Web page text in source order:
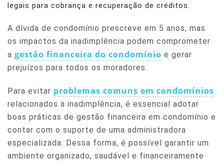
legais para cobrança e recuperação de créditos.
A dívida de condomínio prescreve em 5 anos, mas
os impactos da inadimplência podem comprometer
a gestão financeira do condomínio e gerar
prejuízos para todos os moradores.
Para evitar problemas comuns em condomínios
relacionados à inadimplência, é essencial adotar
boas práticas de gestão financeira em condomínio e
contar com o suporte de uma administradora
especializada. Dessa forma, é possível garantir um
ambiente organizado, saudável e financeiramente